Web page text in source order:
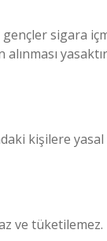
gençler sigara
kişilere yasal
ve tüketilemez.